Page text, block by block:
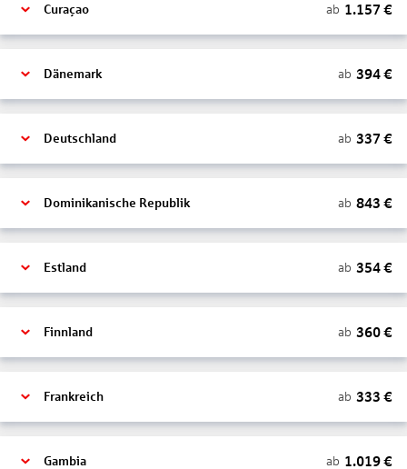
Curaçao ab 1.157 €
Dänemark ab 394€
Deutschland ab 337 €
Dominikanische Republik ab 843 €
Estland ab 354€
Finnland ab 360€
Frankreich ab 333 €
Gambia ab 1.019€